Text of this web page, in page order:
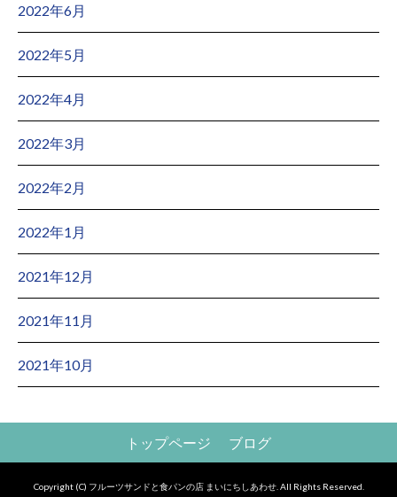
2022年6月
2022年5月
2022年4月
2022年3月
2022年2月
2022年1月
2021年12月
2021年11月
2021年10月
トップページ ブログ
Copyright (C) フルーツサンドと食パンの店 まいにちしあわせ. All Rights Reserved.